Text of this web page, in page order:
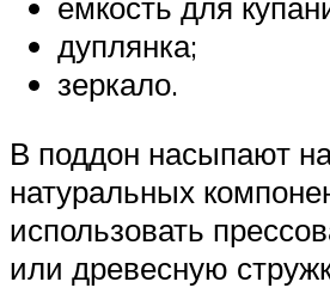
дуплянка;
зеркало.
В поддон насыпают
натуральных
использовать
или древесную